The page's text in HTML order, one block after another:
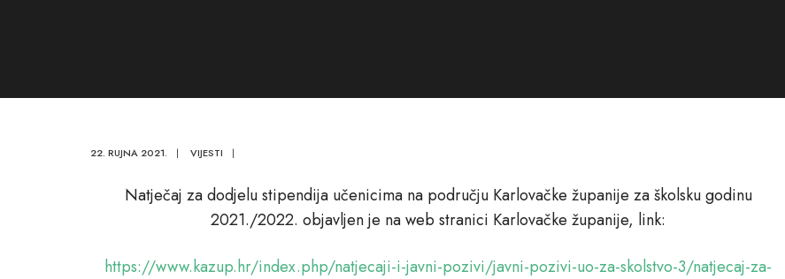
22. RUJNA 2021. | VIJESTI |
Natječaj za dodjelu stipendija učenicima na području Karlovačke županije za školsku godinu
2021./2022. objavljen je na web stranici Karlovačke županije, link:
https://www.kazup.hr/index.php/natjecaji-i-javni-pozivi/javni-pozivi-uo-za-skolstvo-3/natjecaj-za-